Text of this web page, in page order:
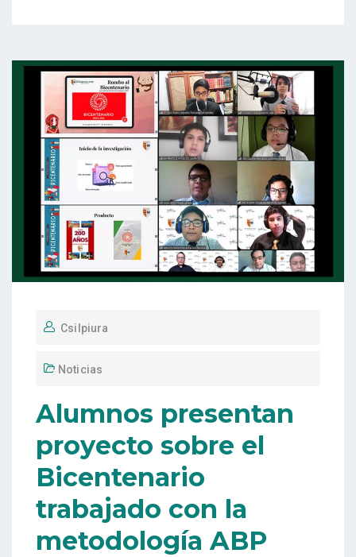
Csilpiura
Noticias
Alumnos presentan
proyecto sobre el
Bicentenario
trabajado con la
metodología ABP